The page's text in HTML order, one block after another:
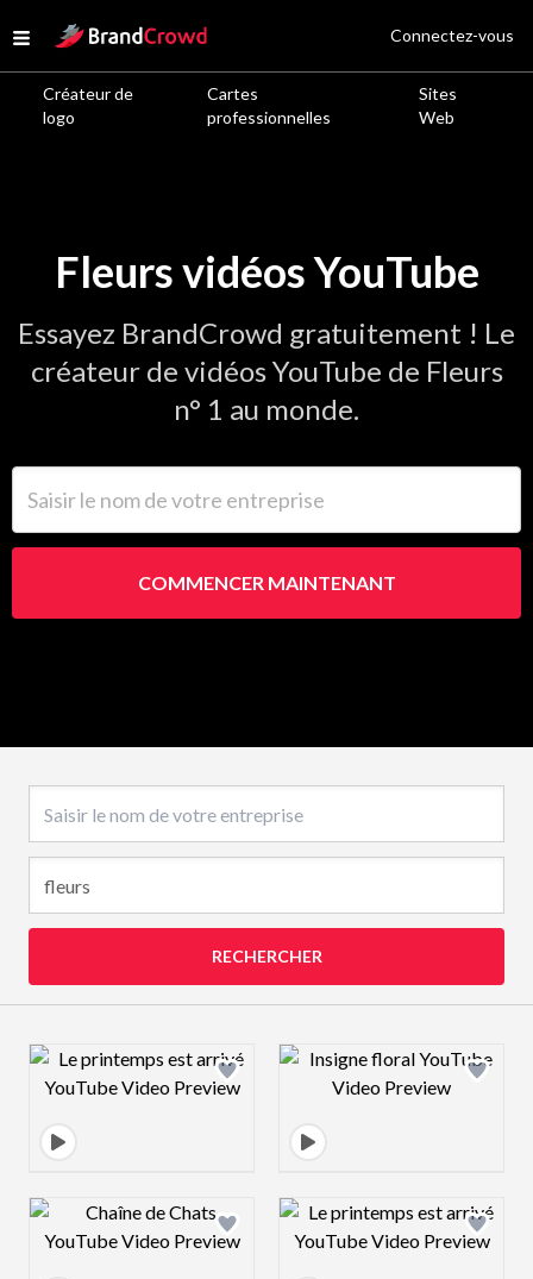
Open menu
Site Logo
Créateur de
logo
Cartes
professionnelles
Sites
Web
Connectez-vous
Fleurs vidéos YouTube
Essayez BrandCrowd gratuitement ! Le
créateur de vidéos YouTube de Fleurs
n° 1 au monde.
COMMENCER MAINTENANT
RECHERCHER
Design preview image Design preview
Design preview image Design preview